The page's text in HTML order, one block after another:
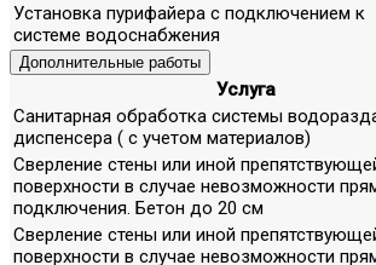
Установка пурифайера с подключением к
системе водоснабжения
Дополнительные работы
Услуга
Санитарная обработка системы
диспенсера ( с учетом материалов)
Сверление стены или иной
поверхности в случае невозможности
подключения. Бетон до 20 см
Сверление стены или иной
поверхности в случае невозможности